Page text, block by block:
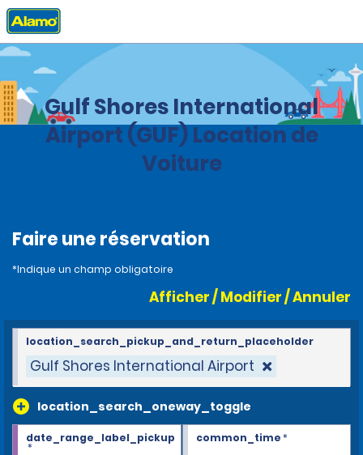
Accueil Agences Alabama
Gulf Shores International
Airport (GUF) Location de
Voiture
Faire une réservation
*Indique un champ obligatoire
Afficher / Modifier / Annuler
Gulf Shores International Airport
location_search_oneway_toggle
location_search_pickup_and_return_placeholder
date_range_label_pickup
*
common_time*